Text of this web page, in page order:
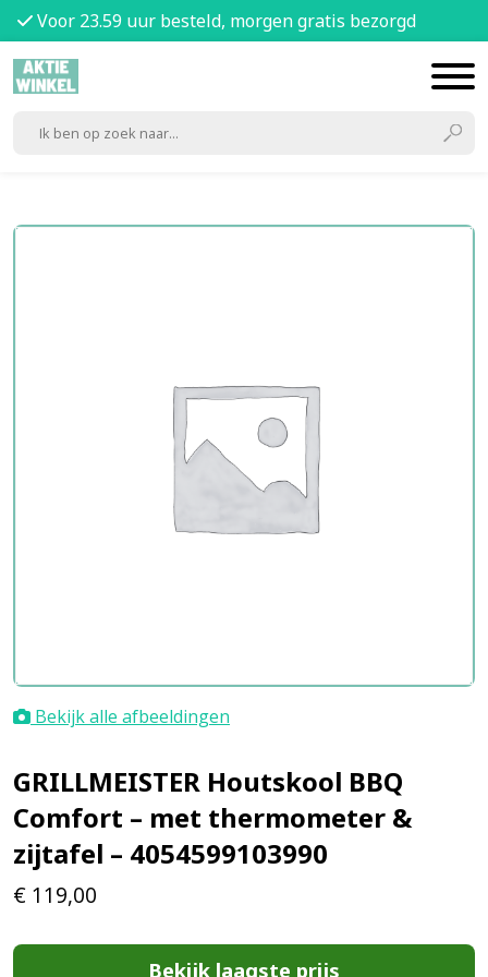
Voor 23.59 uur besteld, morgen gratis bezorgd
Bekijk alle afbeeldingen
GRILLMEISTER Houtskool BBQ
Comfort – met thermometer &
zijtafel – 4054599103990
€ 119,00
Bekijk laagste prijs